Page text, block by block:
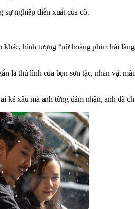
sự nghiệp diễn xuất của cô.
hình tượng “nữ hoàng phim hài-
thủ lĩnh của bọn sơn tặc, nhân vật
xấu mà anh từng đảm nhận, anh đã